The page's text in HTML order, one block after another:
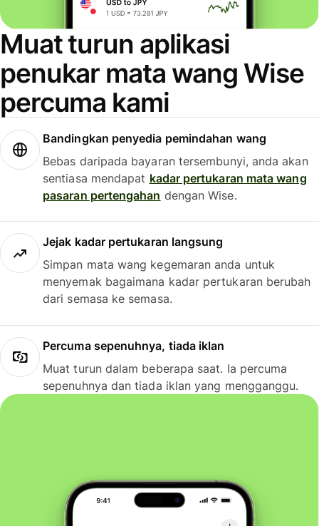
Muat turun aplikasi
penukar mata wang Wise
percuma kami
Bandingkan penyedia pemindahan wang
Bebas daripada bayaran tersembunyi, anda akan
sentiasa mendapat kadar pertukaran mata wang
pasaran pertengahan dengan Wise.
Jejak kadar pertukaran langsung
Simpan mata wang kegemaran anda untuk
menyemak bagaimana kadar pertukaran berubah
dari semasa ke semasa.
Percuma sepenuhnya, tiada iklan
Muat turun dalam beberapa saat. Ia percuma
sepenuhnya dan tiada iklan yang mengganggu.